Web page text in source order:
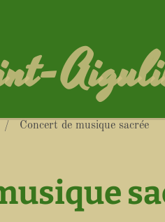
Concert de musique sacrée